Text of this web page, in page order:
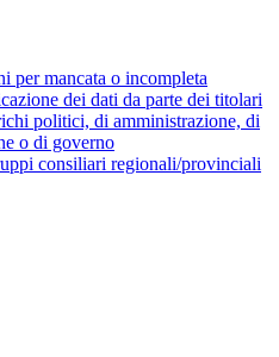
per mancata o incompleta
dei dati da parte dei titolari
politici, di amministrazione, di
o di governo
consiliari regionali/provinciali